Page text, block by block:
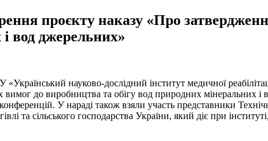
проєкту наказу «Про
вод джерельних»
науково-дослідний інститут медичної
вимог до виробництва та обігу вод природних мінеральних і
У нараді також взяли участь представники
та сільського господарства України, який діє при